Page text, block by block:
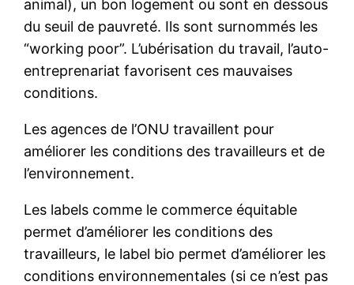
animal), un bon logement ou sont en dessous
du seuil de pauvreté. Ils sont surnommés les
“working poor”. L’ubérisation du travail, l’auto-
entreprenariat favorisent ces mauvaises
conditions.
Les agences de l’ONU travaillent pour
améliorer les conditions des travailleurs et de
l’environnement.
Les labels comme le commerce équitable
permet d’améliorer les conditions des
travailleurs, le label bio permet d’améliorer les
conditions environnementales (si ce n’est pas